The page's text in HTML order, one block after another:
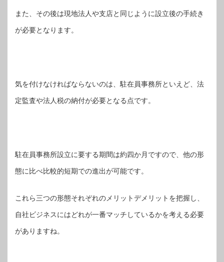
また、その後は現地法人や支店と同じように設立後の手続き
が必要となります。
気を付けなければならないのは、駐在員事務所といえど、法
定監査や法人税の納付が必要となる点です。
駐在員事務所設立に要する期間は約四か月ですので、他の形
態に比べ比較的短期での進出が可能です。
これら三つの形態それぞれのメリットデメリットを把握し、
自社ビジネスにはどれが一番マッチしているかを考える必要
がありますね。